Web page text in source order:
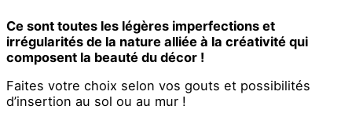
Ce sont toutes les légères imperfections et
irrégularités de la nature alliée à la créativité qui
composent la beauté du décor !
Faites votre choix selon vos gouts et possibilités
d’insertion au sol ou au mur !